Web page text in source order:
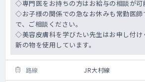
◇専門医をお持ちの方はお給与の相談が可
◇お子様の関係での急なお休みも常勤医師
で、ご相談ください。
◇美容皮膚科を学びたい先生はお申し付け
新の物を使用しています。
路線 JR大村線